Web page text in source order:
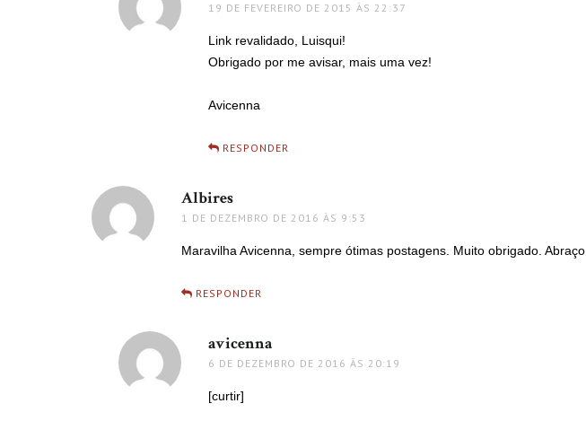
19 DE FEVEREIRO DE 2015 ÀS 22:37
Link revalidado, Luisqui!
Obrigado por me avisar, mais uma vez!
Avicenna
RESPONDER
Albires
1 DE DEZEMBRO DE 2016 ÀS 9:53
Maravilha Avicenna, sempre ótimas postagens. Muito obrigado. Abraço.
RESPONDER
avicenna
6 DE DEZEMBRO DE 2016 ÀS 20:19
[curtir]